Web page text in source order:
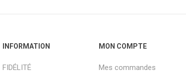
INFORMATION
FIDÉLITÉ
MON COMPTE
Mes commandes